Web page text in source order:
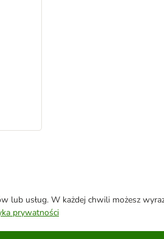
usług. W każdej chwili możesz
prywatności